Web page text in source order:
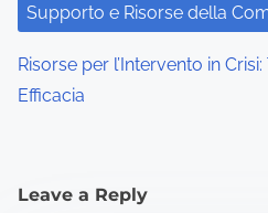
Supporto e Risorse della
Risorse per l’Intervento in
Efficacia
Leave a Reply